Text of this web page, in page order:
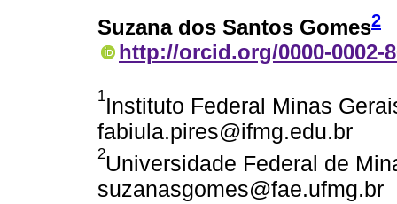
Suzana dos Santos Gomes2
http://orcid.org/0000-0002-
1Instituto Federal Minas
fabiula.pires@ifmg.edu.br
2Universidade Federal de
suzanasgomes@fae.ufmg.br